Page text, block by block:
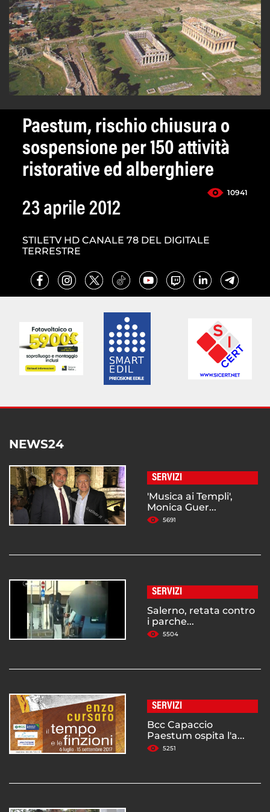
Paestum, rischio chiusura o
sospensione per 150 attività
ristorative ed alberghiere
10941
23 aprile 2012
STILETV HD CANALE 78 DEL DIGITALE
TERRESTRE
NEWS24
SERVIZI
'Musica ai Templi',
Monica Guer...
5691
SERVIZI
Salerno, retata contro
i parche...
5504
SERVIZI
Bcc Capaccio
Paestum ospita l'a...
5251